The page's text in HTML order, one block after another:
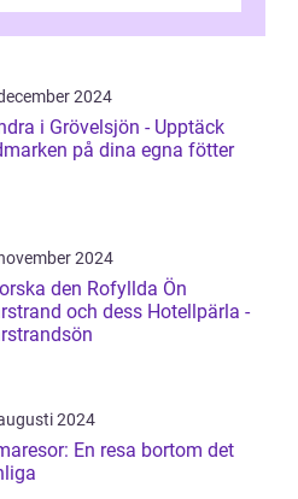
2024
i Grövelsjön - Upptäck
på dina egna fötter
2024
den Rofyllda Ön
och dess Hotellpärla -
2024
En resa bortom det